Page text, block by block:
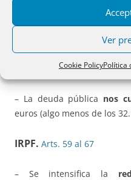
Ver
Cookie PolicyPolítica
– Se fija el límite de la
Fondo de
este ejercicio a
en 2017, 19.916.826 en
63.500.000 en 2014).
– La deuda pública nos
euros (algo menos de los
IRPF. Arts. 59 al 67
– Se intensifica la